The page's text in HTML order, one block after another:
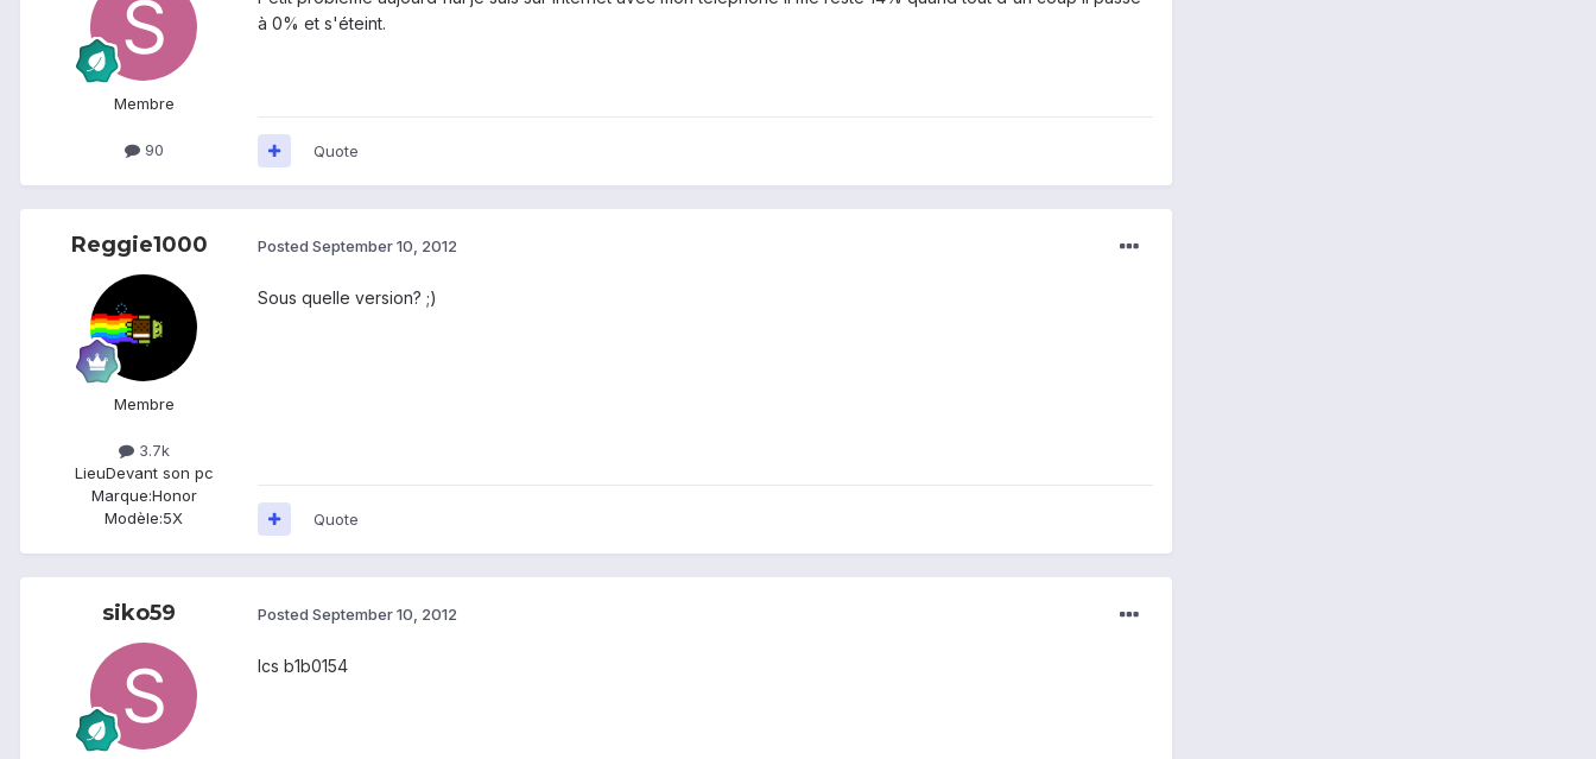
Membre
90
à 0% et s'éteint.
Quote
Reggie1000
Membre
3.7k
LieuDevant son pc
Marque:Honor
Modèle:5X
Posted September 10, 2012
Sous quelle version? ;)
Quote
siko59 Posted September 10, 2012
Ics b1b0154